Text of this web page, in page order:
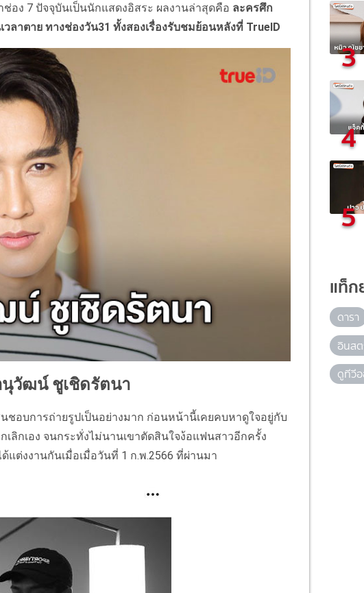
ง 7 ปัจจุบันเป็นนักแสดงอิสระ ผลงานล่าสุดคือ ละครศึก
วลาตาย ทางช่องวัน31 ทั้งสองเรื่องรับชมย้อนหลังที่ TrueID
วัฒน์ ชูเชิดรัตนา
ชอบการถ่ายรูปเป็นอย่างมาก ก่อนหน้านี้เคยคบหาดูใจอยู่กับ
ลิกเอง จนกระทั่งไม่นานเขาตัดสินใจง้อแฟนสาวอีกครั้ง
ต่งงานกันเมื่อเมื่อวันที่ 1 ก.พ.2566 ที่ผ่านมา
3
4
5
แท็
ดารา
อินส
ดูทีวี